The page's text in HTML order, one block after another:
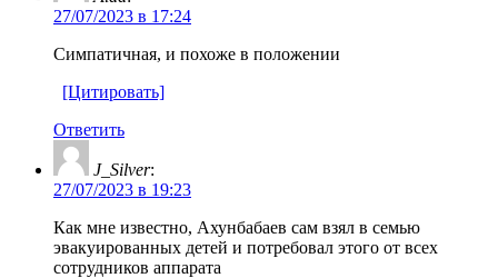
27/07/2023 в 17:24
Cимпатичная, и похоже в положении
[Цитировать]
Ответить
J_Silver:
27/07/2023 в 19:23
Как мне известно, Ахунбабаев сам взял в семью
эвакуированных детей и потребовал этого от всех
сотрудников аппарата